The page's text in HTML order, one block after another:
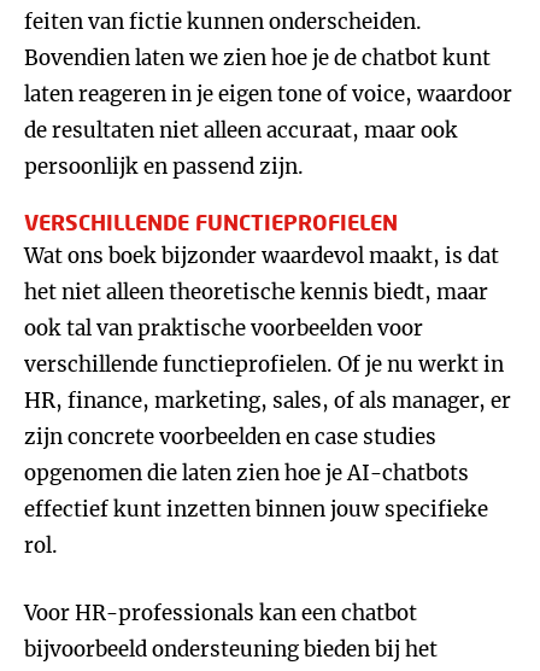
feiten van fictie kunnen onderscheiden.
Bovendien laten we zien hoe je de chatbot kunt
laten reageren in je eigen tone of voice, waardoor
de resultaten niet alleen accuraat, maar ook
persoonlijk en passend zijn.
VERSCHILLENDE FUNCTIEPROFIELEN
Wat ons boek bijzonder waardevol maakt, is dat
het niet alleen theoretische kennis biedt, maar
ook tal van praktische voorbeelden voor
verschillende functieprofielen. Of je nu werkt in
HR, finance, marketing, sales, of als manager, er
zijn concrete voorbeelden en case studies
opgenomen die laten zien hoe je AI-chatbots
effectief kunt inzetten binnen jouw specifieke
rol.
Voor HR-professionals kan een chatbot
bijvoorbeeld ondersteuning bieden bij het